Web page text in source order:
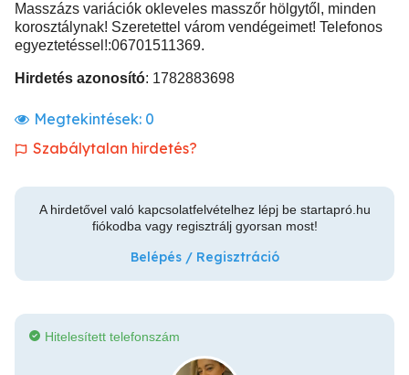
Masszázs variációk okleveles masszőr hölgytől, minden
korosztálynak! Szeretettel várom vendégeimet! Telefonos
egyeztetéssel!:06701511369.
Hirdetés azonosító: 1782883698
Megtekintések: 0
Szabálytalan hirdetés?
A hirdetővel való kapcsolatfelvételhez lépj be startapró.hu
fiókodba vagy regisztrálj gyorsan most!
Belépés / Regisztráció
Hitelesített telefonszám